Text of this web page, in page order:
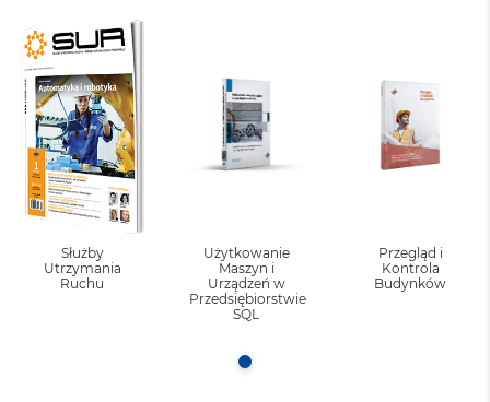
Służby
Utrzymania
Ruchu
Użytkowanie
Maszyn i
Urządzeń w
Przedsiębiorstwie
SQL
Przegląd i
Kontrola
Budynków